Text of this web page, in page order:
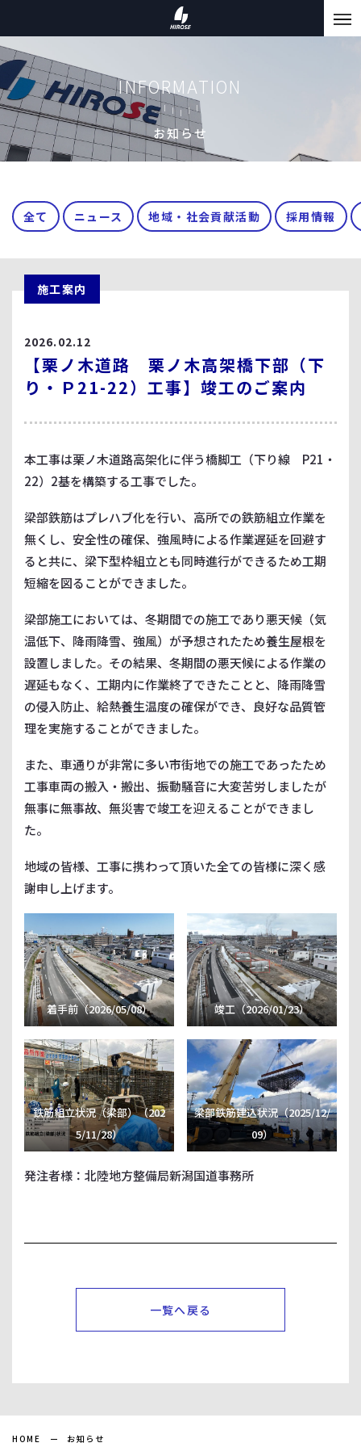
INFORMATION
お知らせ
全て ニュース 地域・社会貢献活動 採用情報
施工案内
2026.02.12
【栗ノ木道路 栗ノ木高架橋下部（下
り・Ｐ21-22）工事】竣工のご案内
本工事は栗ノ木道路高架化に伴う橋脚工（下り線 P21・
22）2基を構築する工事でした。
梁部鉄筋はプレハブ化を行い、高所での鉄筋組立作業を
無くし、安全性の確保、強風時による作業遅延を回避す
ると共に、梁下型枠組立とも同時進行ができるため工期
短縮を図ることができました。
梁部施工においては、冬期間での施工であり悪天候（気
温低下、降雨降雪、強風）が予想されたため養生屋根を
設置しました。その結果、冬期間の悪天候による作業の
遅延もなく、工期内に作業終了できたことと、降雨降雪
の侵入防止、給熱養生温度の確保ができ、良好な品質管
理を実施することができました。
また、車通りが非常に多い市街地での施工であったため
工事車両の搬入・搬出、振動騒音に大変苦労しましたが
無事に無事故、無災害で竣工を迎えることができまし
た。
地域の皆様、工事に携わって頂いた全ての皆様に深く感
謝申し上げます。
着手前（2026/05/08） 竣工（2026/01/23）
鉄筋組立状況（梁部）（202
5/11/28）
梁部鉄筋建込状況（2025/12/
09）
発注者様：北陸地方整備局新潟国道事務所
一覧へ戻る
HOME お知らせ